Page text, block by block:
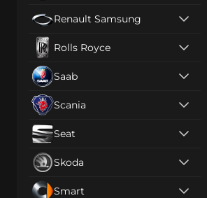
Renault Samsung
Rolls Royce
Saab
Scania
Seat
Skoda
Smart